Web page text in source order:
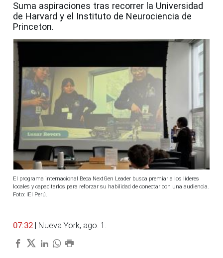
Suma aspiraciones tras recorrer la Universidad
de Harvard y el Instituto de Neurociencia de
Princeton.
El programa internacional Beca NextGen Leader busca premiar a los líderes
locales y capacitarlos para reforzar su habilidad de conectar con una audiencia.
Foto: IEI Perú.
07:32 | Nueva York, ago. 1.